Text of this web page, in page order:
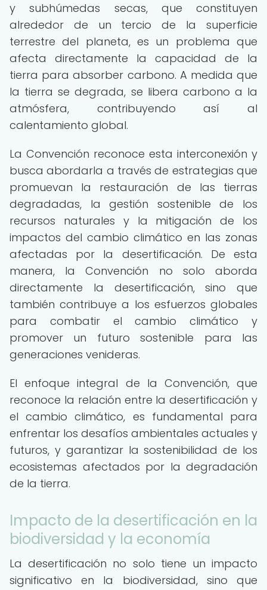
y subhúmedas secas, que constituyen
alrededor de un tercio de la superficie
terrestre del planeta, es un problema que
afecta directamente la capacidad de la
tierra para absorber carbono. A medida que
la tierra se degrada, se libera carbono a la
atmósfera, contribuyendo así al
calentamiento global.
La Convención reconoce esta interconexión y
busca abordarla a través de estrategias que
promuevan la restauración de las tierras
degradadas, la gestión sostenible de los
recursos naturales y la mitigación de los
impactos del cambio climático en las zonas
afectadas por la desertificación. De esta
manera, la Convención no solo aborda
directamente la desertificación, sino que
también contribuye a los esfuerzos globales
para combatir el cambio climático y
promover un futuro sostenible para las
generaciones venideras.
El enfoque integral de la Convención, que
reconoce la relación entre la desertificación y
el cambio climático, es fundamental para
enfrentar los desafíos ambientales actuales y
futuros, y garantizar la sostenibilidad de los
ecosistemas afectados por la degradación
de la tierra.
Impacto de la desertificación en la
biodiversidad y la economía
La desertificación no solo tiene un impacto
significativo en la biodiversidad, sino que